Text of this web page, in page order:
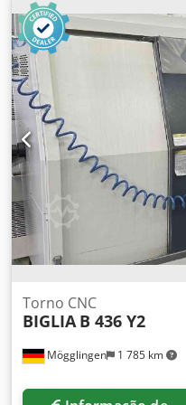
CAPACIDADE DE
5000 rpm; 11-15 kW; 76 -
X: 170 mm CURSO DO
Z: 560 mm AVANÇOS
TORRE COM
kW UNIDADE DE
DIMENSÕES TOTAIS:
COLETOR DE PEÇAS;
AJUSTADOR DE
OBS.: REVISÃO NA LINHA
CABEÇA DA TORRE;
DO FUSO
Mögglingen 1 785 km
Torno CNC
BIGLIA B 436 Y2